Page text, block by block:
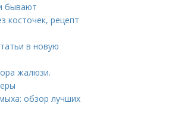
бывают
косточек, рецепт
в новую
жалюзи.
обзор лучших